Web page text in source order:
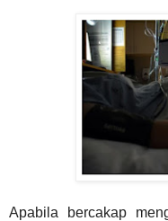
Apabila bercakap